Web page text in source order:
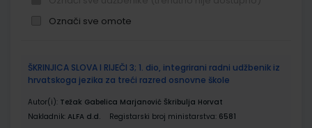
Označi sve omote
proizvodi
ŠKRINJICA SLOVA I RIJEČI 3; 1. dio, integrirani radni udžbenik iz
hrvatskoga jezika za treći razred osnovne škole
Autor(i): Težak Gabelica Marjanović Škribulja Horvat
Nakladnik: ALFA d.d. Registarski broj ministarstva: 6581